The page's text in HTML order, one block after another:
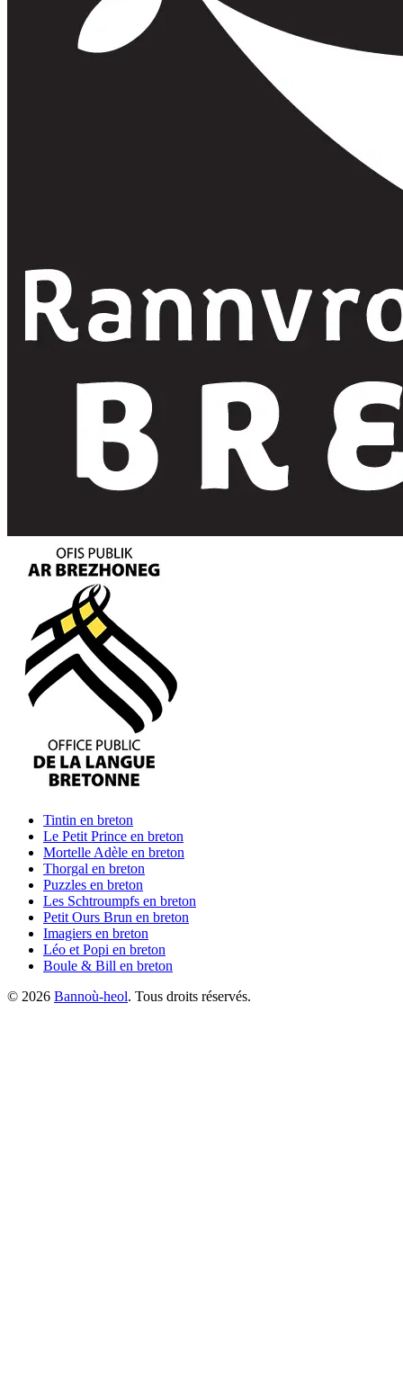
Tintin en breton
Le Petit Prince en breton
Mortelle Adèle en breton
Thorgal en breton
Puzzles en breton
Les Schtroumpfs en breton
Petit Ours Brun en breton
Imagiers en breton
Léo et Popi en breton
Boule & Bill en breton
© 2026 Bannoù-heol. Tous droits réservés.